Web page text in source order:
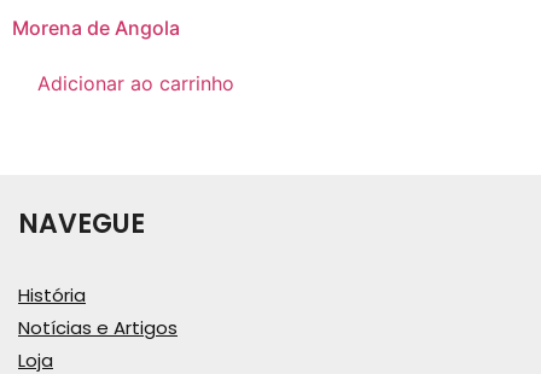
Morena de Angola
Adicionar ao carrinho
NAVEGUE
História
Notícias e Artigos
Loja